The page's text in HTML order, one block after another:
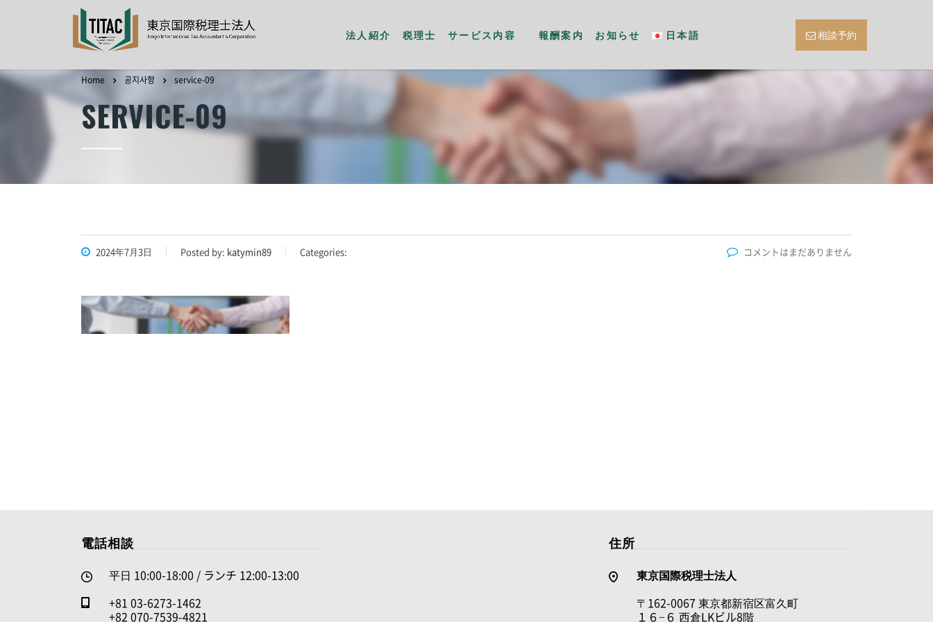
法人紹介 税理士 サービス内容 報酬案内 お知らせ 日本語 相談予約
Home 공지사항 service-09
SERVICE-09
2024年7月3日 Posted by: katymin89 Categories: コメントはまだありません
電話相談
平日 10:00-18:00 / ランチ 12:00-13:00
+81 03-6273-1462
+82 070-7539-4821
住所
東京国際税理士法人
〒162-0067 東京都新宿区富久町
１６−６ 西倉LKビル8階